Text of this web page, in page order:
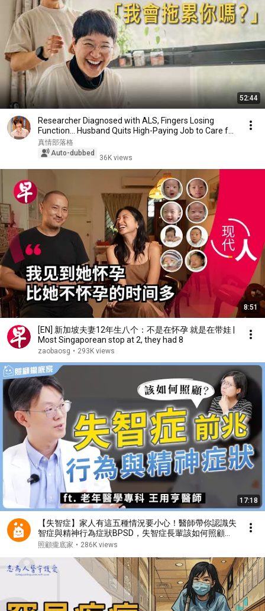
52:44
Researcher Diagnosed with ALS, Fingers Losing
Function... Husband Quits High-Paying Job to Care f...
真情部落格
Auto-dubbed
36K views
8:51
[EN] 新加坡夫妻12年生八个：不是在怀孕 就是在带娃 |
Most Singaporean stop at 2, they had 8
zaobaosg • 293K views
17:18
【失智症】家人有這五種情況要小心！醫師帶你認識失
智症與精神行為症狀BPSD，失智症長輩該如何照顧？
ft.王用亨醫師
照顧攏底家 • 286K views